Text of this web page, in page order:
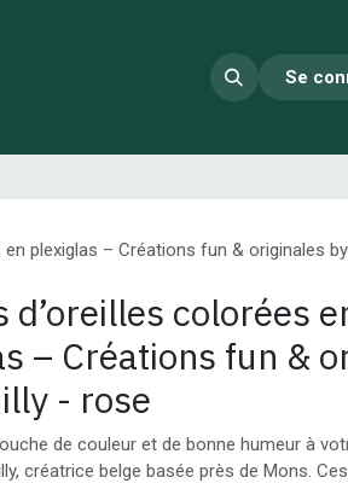
Se
plexiglas – Créations fun & originales
d’oreilles colorées
– Créations fun &
- rose
de couleur et de bonne humeur à
créatrice belge basée près de Mons.